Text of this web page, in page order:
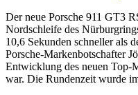
Der neue Porsche 911 GT3
Nordschleife des
10,6 Sekunden schneller als
Porsche-Markenbotschafter
Entwicklung des neuen Top-
war. Die Rundenzeit wurde